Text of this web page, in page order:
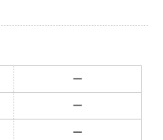
ー
ー
ー